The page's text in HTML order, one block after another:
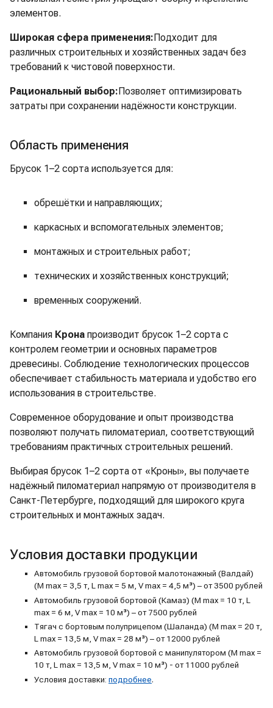
элементов.
Широкая сфера применения: Подходит для
различных строительных и хозяйственных задач без
требований к чистовой поверхности.
Рациональный выбор: Позволяет оптимизировать
затраты при сохранении надёжности конструкции.
Область применения
Брусок 1–2 сорта используется для:
обрешётки и направляющих;
каркасных и вспомогательных элементов;
монтажных и строительных работ;
технических и хозяйственных конструкций;
временных сооружений.
Компания Крона производит брусок 1–2 сорта с
контролем геометрии и основных параметров
древесины. Соблюдение технологических процессов
обеспечивает стабильность материала и удобство его
использования в строительстве.
Современное оборудование и опыт производства
позволяют получать пиломатериал, соответствующий
требованиям практичных строительных решений.
Выбирая брусок 1–2 сорта от «Кроны», вы получаете
надёжный пиломатериал напрямую от производителя в
Санкт-Петербурге, подходящий для широкого круга
строительных и монтажных задач.
Условия доставки продукции
Автомобиль грузовой бортовой малотонажный (Валдай)
(M max = 3,5 т, L max = 5 м, V max = 4,5 м³) – от 3500 рублей
Автомобиль грузовой бортовой (Камаз) (M max = 10 т, L
max = 6 м, V max = 10 м³) – от 7500 рублей
Тягач с бортовым полуприцепом (Шаланда) (M max = 20 т,
L max = 13,5 м, V max = 28 м³) – от 12000 рублей
Автомобиль грузовой бортовой с манипулятором (M max =
10 т, L max = 13,5 м, V max = 10 м³) - от 11000 рублей
Условия доставки: подробнее.